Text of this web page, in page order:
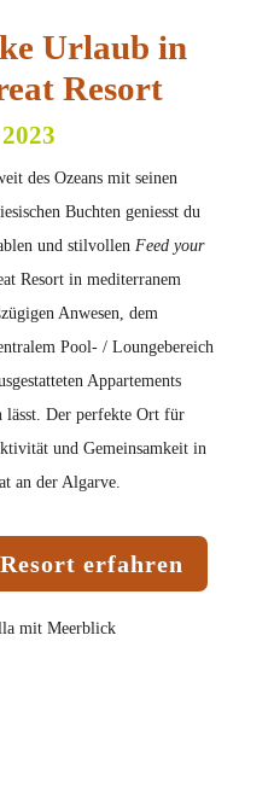
Urlaub in
Resort
des Ozeans mit seinen
Buchten geniesst du
und stilvollen Feed your
Resort in mediterranem
Anwesen, dem
Pool- / Loungebereich
Appartements
lässt. Der perfekte Ort für
und Gemeinsamkeit in
an der Algarve.
erfahren